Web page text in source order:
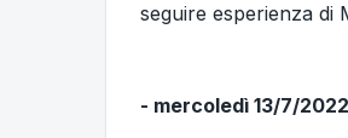
seguire esperienza di
- mercoledì 13/7/